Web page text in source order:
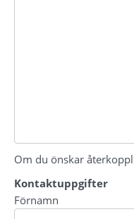
Om du önskar
Kontaktuppgifter
Kontaktuppgifter
Förnamn